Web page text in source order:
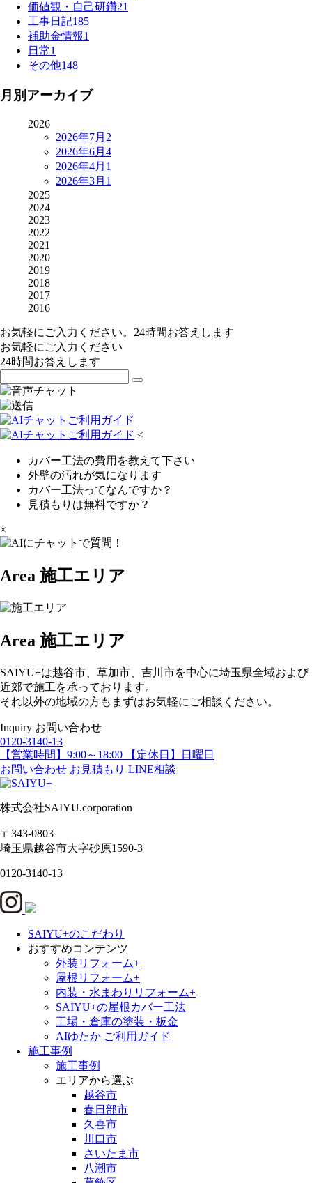
価値観・自己研鑽21
工事日記185
補助金情報1
日常1
その他148
月別アーカイブ
2026
2026年7月 2
2026年6月 4
2026年4月 1
2026年3月 1
2025
2024
2023
2022
2021
2020
2019
2018
2017
2016
お気軽にご入力ください。24時間お答えします
お気軽にご入力ください
24時間お答えします
<
カバー工法の費用を教えて下さい
外壁の汚れが気になります
カバー工法ってなんですか？
見積もりは無料ですか？
×
Area 施工エリア
Area 施工エリア
SAIYU+は越谷市、草加市、吉川市を中心に埼玉県全域および
近郊で施工を承っております。
それ以外の地域の方もまずはお気軽にご相談ください。
Inquiry お問い合わせ
0120-3140-13
【営業時間】9:00～18:00 【定休日】日曜日
お問い合わせ お見積もり LINE相談
株式会社SAIYU.corporation
〒343-0803
埼玉県越谷市大字砂原1590-3
0120-3140-13
SAIYU+のこだわり
おすすめコンテンツ
外装リフォーム+
屋根リフォーム+
内装・水まわりリフォーム+
SAIYU+の屋根カバー工法
工場・倉庫の塗装・板金
AIゆたか ご利用ガイド
施工事例
施工事例
エリアから選ぶ
越谷市
春日部市
久喜市
川口市
さいたま市
八潮市